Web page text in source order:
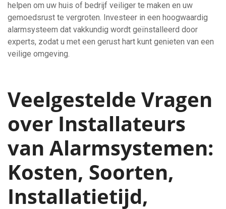
helpen om uw huis of bedrijf veiliger te maken en uw
gemoedsrust te vergroten. Investeer in een hoogwaardig
alarmsysteem dat vakkundig wordt geïnstalleerd door
experts, zodat u met een gerust hart kunt genieten van een
veilige omgeving.
Veelgestelde Vragen
over Installateurs
van Alarmsystemen:
Kosten, Soorten,
Installatietijd,